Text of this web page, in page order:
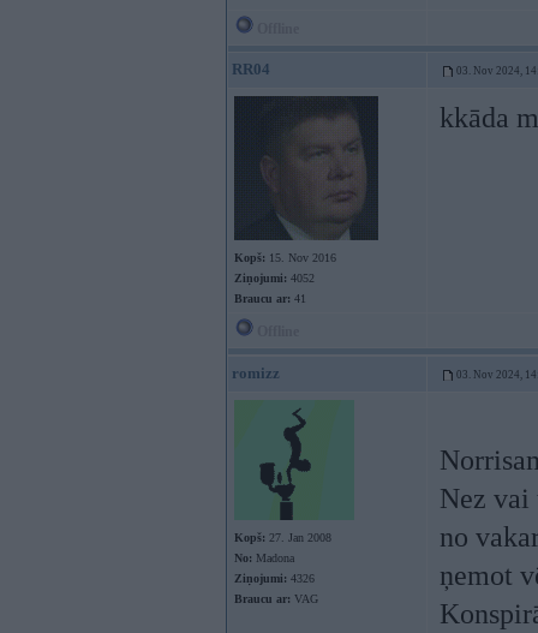
RR04 03. Nov 2024,
Kopš: 15. Nov 2016
Ziņojumi: 4052
Braucu ar: 41
kkāda
romizz 03. Nov 2024,
Kopš: 27. Jan 2008
No: Madona
Ziņojumi: 4326
Braucu ar: VAG
Nez vai
no
ņemot